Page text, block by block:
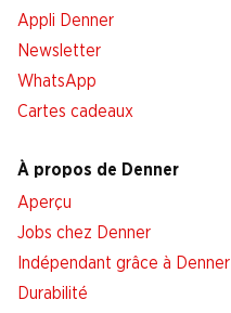
Appli Denner
Newsletter
WhatsApp
Cartes cadeaux
À propos de Denner
Aperçu
Jobs chez Denner
Indépendant grâce à Denner
Durabilité